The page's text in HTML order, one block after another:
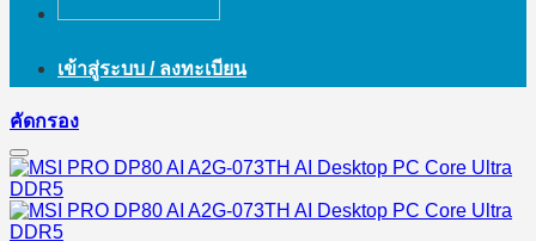
เข้าสู่ระบบ / ลงทะเบียน
คัดกรอง